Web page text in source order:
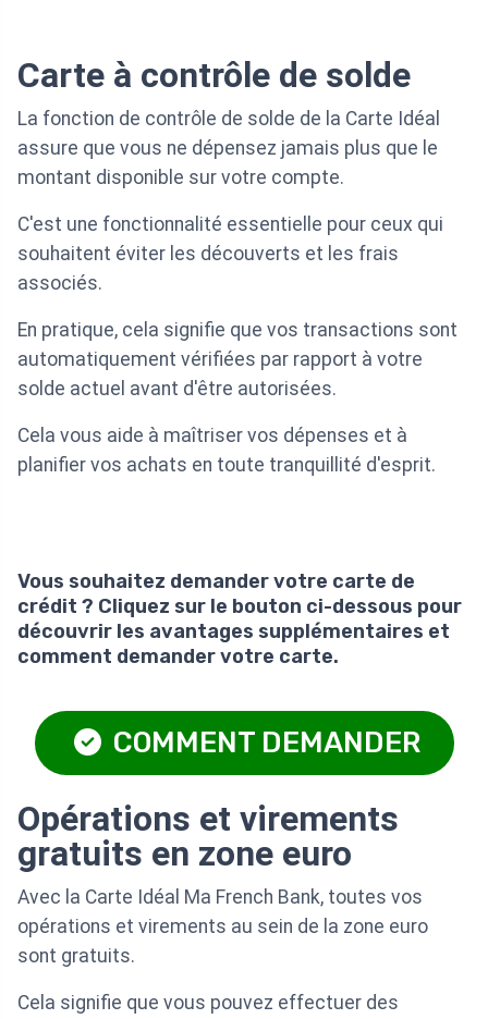
Carte à contrôle de solde
La fonction de contrôle de solde de la Carte Idéal
assure que vous ne dépensez jamais plus que le
montant disponible sur votre compte.
C'est une fonctionnalité essentielle pour ceux qui
souhaitent éviter les découverts et les frais
associés.
En pratique, cela signifie que vos transactions sont
automatiquement vérifiées par rapport à votre
solde actuel avant d'être autorisées.
Cela vous aide à maîtriser vos dépenses et à
planifier vos achats en toute tranquillité d'esprit.
Vous souhaitez demander votre carte de
crédit ? Cliquez sur le bouton ci-dessous pour
découvrir les avantages supplémentaires et
comment demander votre carte.
COMMENT DEMANDER
Opérations et virements
gratuits en zone euro
Avec la Carte Idéal Ma French Bank, toutes vos
opérations et virements au sein de la zone euro
sont gratuits.
Cela signifie que vous pouvez effectuer des